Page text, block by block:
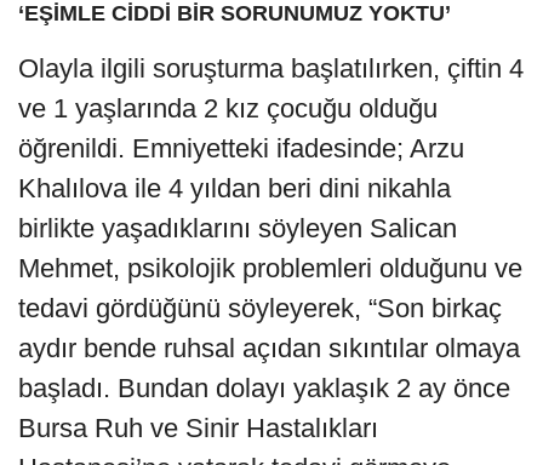
‘EŞİMLE CİDDİ BİR SORUNUMUZ YOKTU’
Olayla ilgili soruşturma başlatılırken, çiftin 4
ve 1 yaşlarında 2 kız çocuğu olduğu
öğrenildi. Emniyetteki ifadesinde; Arzu
Khalılova ile 4 yıldan beri dini nikahla
birlikte yaşadıklarını söyleyen Salican
Mehmet, psikolojik problemleri olduğunu ve
tedavi gördüğünü söyleyerek, “Son birkaç
aydır bende ruhsal açıdan sıkıntılar olmaya
başladı. Bundan dolayı yaklaşık 2 ay önce
Bursa Ruh ve Sinir Hastalıkları